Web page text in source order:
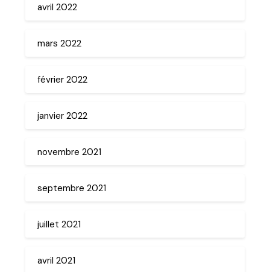
avril 2022
mars 2022
février 2022
janvier 2022
novembre 2021
septembre 2021
juillet 2021
avril 2021